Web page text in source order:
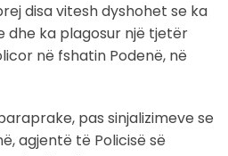
disa vitesh dyshohet se ka
dhe ka plagosur një tjetër
në fshatin Podenë, në
pas sinjalizimeve se
agjentë të Policisë së